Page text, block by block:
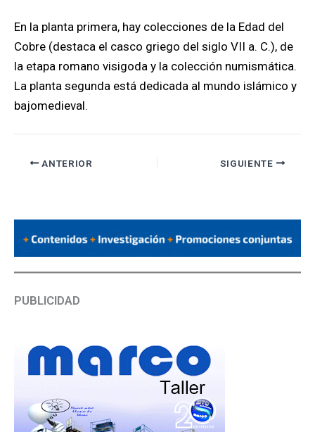
En la planta primera, hay colecciones de la Edad del
Cobre (destaca el casco griego del siglo VII a. C.), de
la etapa romano visigoda y la colección numismática.
La planta segunda está dedicada al mundo islámico y
bajomedieval.
ANTERIOR SIGUIENTE
PUBLICIDAD